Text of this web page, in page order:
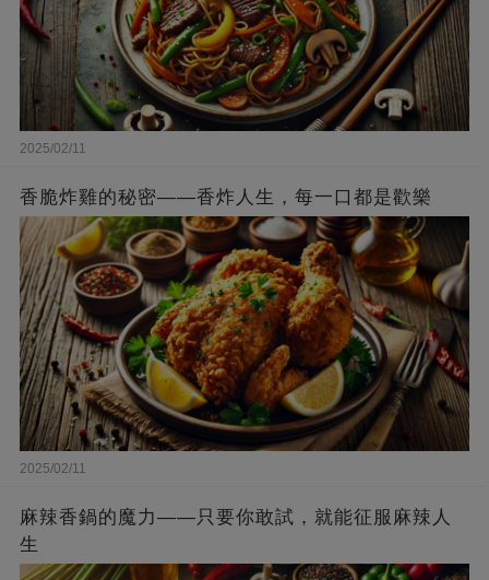
2025/02/11
香脆炸雞的秘密——香炸人生，每一口都是歡樂
2025/02/11
麻辣香鍋的魔力——只要你敢試，就能征服麻辣人
生